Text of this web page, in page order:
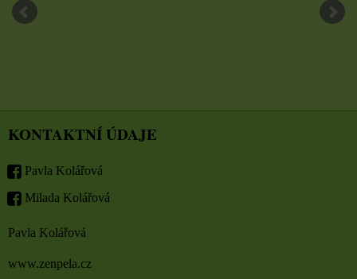
KONTAKTNÍ ÚDAJE
Pavla Kolářová
Milada Kolářová
Pavla Kolářová
www.zenpela.cz